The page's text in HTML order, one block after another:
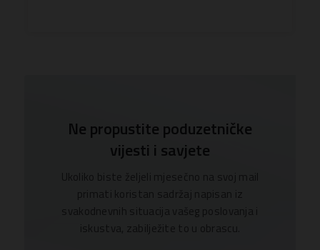
Ne propustite poduzetničke
vijesti i savjete
iskustva, zabilježite to u obrascu.